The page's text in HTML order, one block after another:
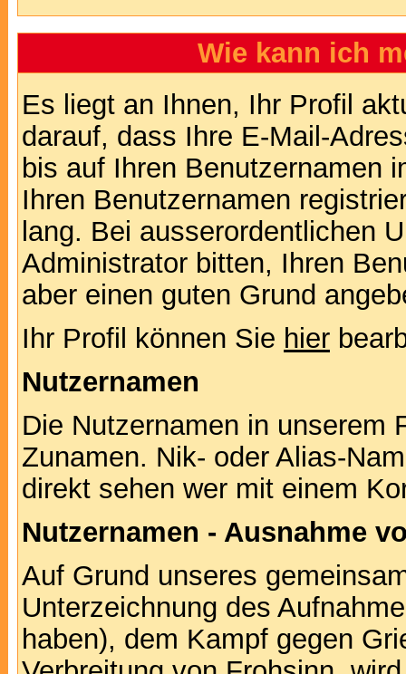
Wie kann ich
Es liegt an Ihnen, Ihr Profil
darauf, dass Ihre E-Mail-
bis auf Ihren Benutzernamen
Ihren Benutzernamen
lang. Bei ausserordentlichen
Administrator bitten, Ihren
aber einen guten Grund
Ihr Profil können Sie hier
Nutzernamen
Die Nutzernamen in unserem
Zunamen. Nik- oder Alias-
direkt sehen wer mit einem
Nutzernamen - Ausnahme
Auf Grund unseres
Unterzeichnung des
haben), dem Kampf gegen